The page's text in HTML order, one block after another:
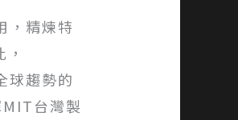
，精煉特
球趨勢的
台灣製